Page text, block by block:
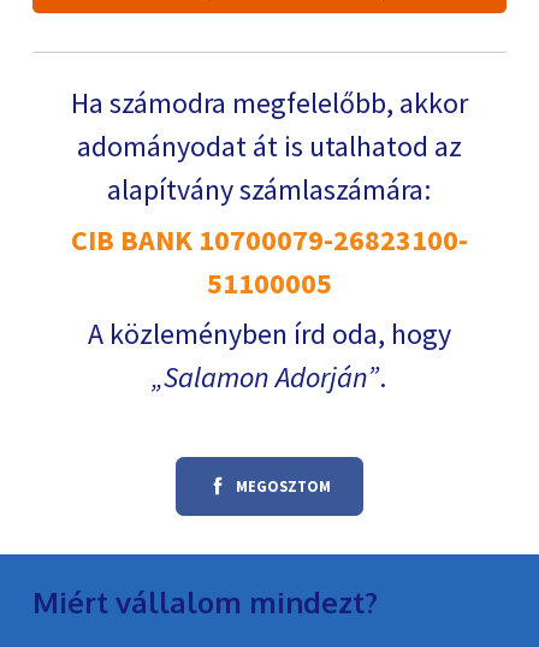
Ha számodra megfelelőbb, akkor
adományodat át is utalhatod az
alapítvány számlaszámára:
CIB BANK 10700079-26823100-
51100005
A közleményben írd oda, hogy
Salamon Adorján .
MEGOSZTOM
Miért vállalom mindezt?